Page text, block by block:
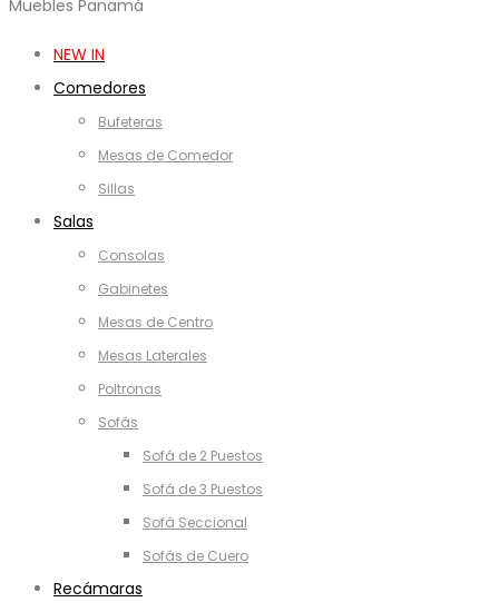
Muebles Panamá
NEW IN
Comedores
Bufeteras
Mesas de Comedor
Sillas
Salas
Consolas
Gabinetes
Mesas de Centro
Mesas Laterales
Poltronas
Sofás
Sofá de 2 Puestos
Sofá de 3 Puestos
Sofá Seccional
Sofás de Cuero
Recámaras